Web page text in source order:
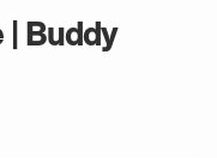
| Buddy